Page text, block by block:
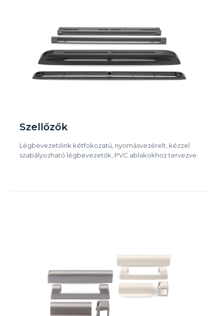
Szellőzők
Légbevezetőink kétfokozatú, nyomásvezérelt, kézzel
szabályozható légbevezetők, PVC ablakokhoz tervezve.